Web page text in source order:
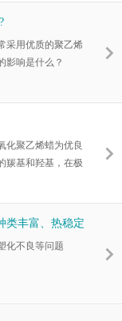
采用优质的聚乙烯
影响是什么？
化聚乙烯蜡为优良
羰基和羟基，在极
类丰富、热稳定
化不良等问题